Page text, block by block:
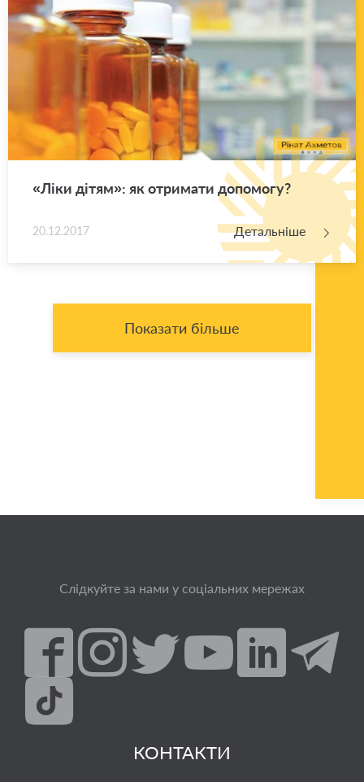
«Ліки дітям»: як отри­ма­ти до­по­мо­гу?
20.12.2017 Детальніше
Показати більше
Слідкуйте за нами у соціальних мережах
КОНТАКТИ